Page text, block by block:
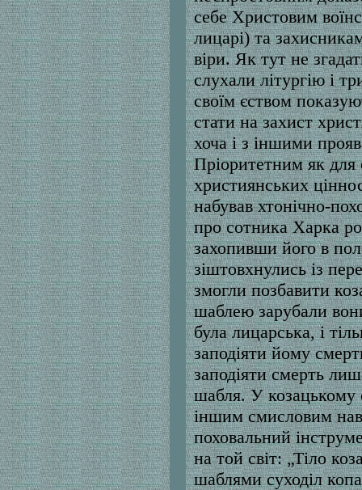
себе Христовим
лицарі) та
віри. Як тут не
слухали літургію і
своїм єством
стати на захист
хоча і з іншими
Пріоритетним як для
християнських
набував хтонічно-
про сотника Харка
захопивши його в
зіштовхнулись із
змогли позбавити
шаблею зарубали
була лицарська, і
заподіяти йому
заподіяти смерть
шабля. У козацькому
іншим смисловим
поховальний
на той світ: „Тіло
шаблями суходіл